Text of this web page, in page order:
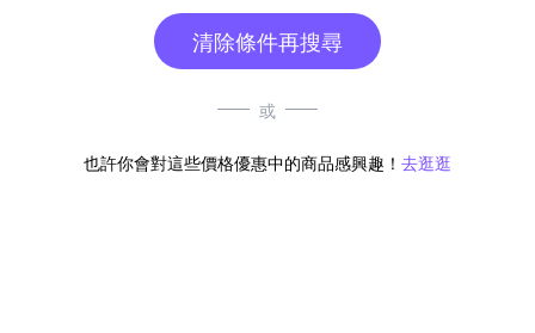
清除條件再搜尋
或
也許你會對這些價格優惠中的商品感興趣！ 去逛逛